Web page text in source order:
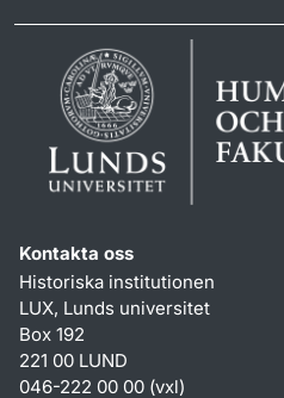
Kontakta oss
Historiska institutionen
LUX, Lunds universitet
Box 192
221 00 LUND
046-222 00 00 (vxl)